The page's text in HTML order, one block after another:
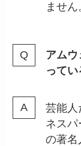
ません
アム
って
芸能人
ネス
の著名